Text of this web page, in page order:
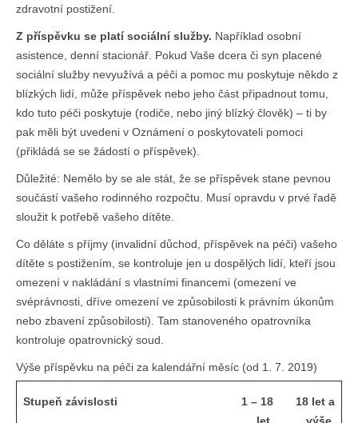
zdravotní postižení.
Z příspěvku se platí sociální služby. Například osobní
asistence, denní stacionář. Pokud Vaše dcera či syn placené
sociální služby nevyužívá a péči a pomoc mu poskytuje někdo z
blízkých lidí, může příspěvek nebo jeho část připadnout tomu,
kdo tuto péči poskytuje (rodiče, nebo jiný blízký člověk) – ti by
pak měli být uvedeni v Oznámení o poskytovateli pomoci
(přikládá se se žádostí o příspěvek).
Důležité: Nemělo by se ale stát, že se příspěvek stane pevnou
součástí vašeho rodinného rozpočtu. Musí opravdu v prvé řadě
sloužit k potřebě vašeho dítěte.
Co děláte s příjmy (invalidní důchod, příspěvek na péči) vašeho
dítěte s postižením, se kontroluje jen u dospělých lidí, kteří jsou
omezení v nakládání s vlastními financemi (omezení ve
svéprávnosti, dříve omezení ve způsobilosti k právním úkonům
nebo zbavení způsobilosti). Tam stanoveného opatrovníka
kontroluje opatrovnický soud.
Výše příspěvku na péči za kalendářní měsíc (od 1. 7. 2019)
Stupeň závislosti
1 – 18
18 let a